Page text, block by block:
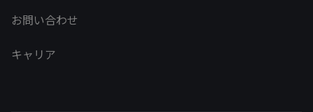
お問い合わせ
キャリア